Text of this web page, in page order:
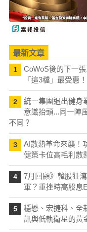
最新文章
1
CoWoS後的下一
「這3檔」最受惠！
2
統一集團退出健身
意識抬頭...同一陣
不同？
3
AI散熱革命來襲！
健策卡位高毛利散
4
7月回顧》韓股狂
軍？重挫時高股息
5
穩懋、宏捷科、全
訊與低軌衛星的黃